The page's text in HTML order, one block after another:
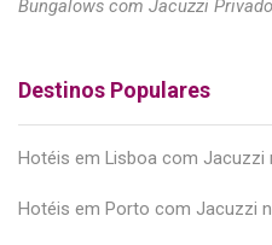
Bungalows com Jacuzzi
Destinos Populares
Hotéis em Lisboa com Jacuzzi
Hotéis em Porto com Jacuzzi